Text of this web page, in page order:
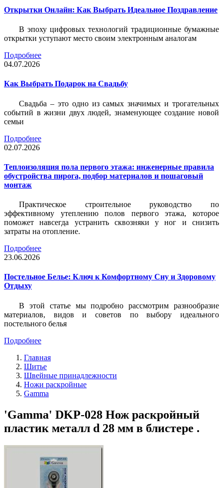
Открытки Онлайн: Как Выбрать Идеальное Поздравление
В эпоху цифровых технологий традиционные бумажные
открытки уступают место своим электронным аналогам
Подробнее
04.07.2026
Как Выбрать Подарок на Свадьбу
Свадьба – это одно из самых значимых и трогательных
событий в жизни двух людей, знаменующее создание новой
семьи
Подробнее
02.07.2026
Теплоизоляция пола первого этажа: инженерные правила
обустройства пирога, подбор материалов и пошаговый
монтаж
Практическое строительное руководство по
эффективному утеплению полов первого этажа, которое
поможет навсегда устранить сквозняки у ног и снизить
затраты на отопление.
Подробнее
23.06.2026
Постельное Белье: Ключ к Комфортному Сну и Здоровому
Отдыху
В этой статье мы подробно рассмотрим разнообразие
материалов, видов и советов по выбору идеального
постельного белья
Подробнее
Главная
Шитье
Швейные принадлежности
Ножи раскройные
Gamma
'Gamma' DKP-028 Нож раскройный
пластик металл d 28 мм в блистере .